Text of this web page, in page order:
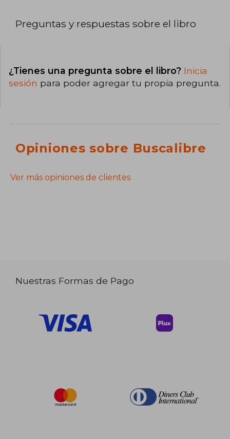
Preguntas y respuestas sobre el libro
¿Tienes una pregunta sobre el libro? Inicia
sesión para poder agregar tu propia pregunta.
Opiniones sobre Buscalibre
Ver más opiniones de clientes
Nuestras Formas de Pago